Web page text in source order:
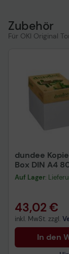
Zubehör
Für OKI Original
dundee
Box DIN A4
Blatt
Auf Lager:
43,02 €
inkl. MwSt. zzgl.
In den